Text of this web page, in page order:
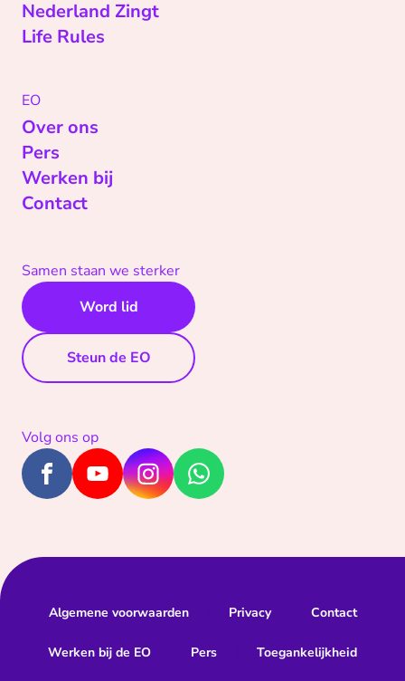
Nederland Zingt
Life Rules
EO
Over ons
Pers
Werken bij
Contact
Samen staan we sterker
Word lid
Steun de EO
Volg ons op
Algemene voorwaarden Privacy Contact
Werken bij de EO Pers Toegankelijkheid